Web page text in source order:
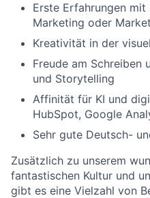
Erste Erfahrungen mit
Marketing oder
Kreativität in der
Freude am Schreiben
und Storytelling
Affinität für KI und
HubSpot, Google
Sehr gute Deutsch-
Zusätzlich zu unserem
fantastischen Kultur und
gibt es eine Vielzahl von